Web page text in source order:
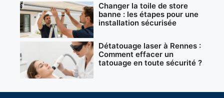
Changer la toile de store
banne : les étapes pour une
installation sécurisée
Détatouage laser à Rennes :
Comment effacer un
tatouage en toute sécurité ?